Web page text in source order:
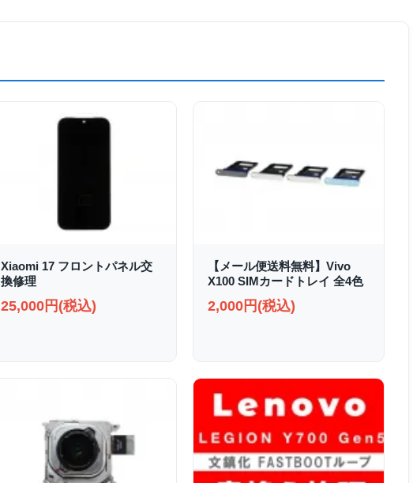
Xiaomi 17 フロントパネル交
換修理
25,000円(税込)
【メール便送料無料】Vivo
X100 SIMカードトレイ 全4色
2,000円(税込)